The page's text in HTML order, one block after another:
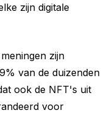
zijn digitale
zijn
van de duizenden
ook de NFT's uit
voor